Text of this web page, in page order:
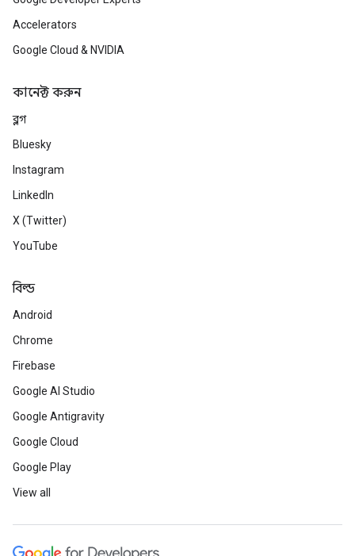
Accelerators
Google Cloud & NVIDIA
কানেক্ট করুন
ব্লগ
Bluesky
Instagram
LinkedIn
X (Twitter)
YouTube
বিল্ড
Android
Chrome
Firebase
Google AI Studio
Google Antigravity
Google Cloud
Google Play
View all